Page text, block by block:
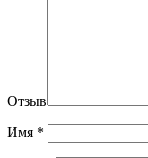
Отзыв
Имя *